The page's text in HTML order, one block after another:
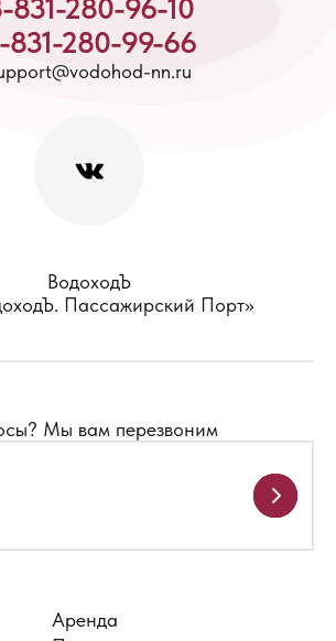
831-280-96-10
831-280-99-66
nn.ru
ВодоходЪ
Пассажирский Порт»
Мы вам перезвоним
Аренда